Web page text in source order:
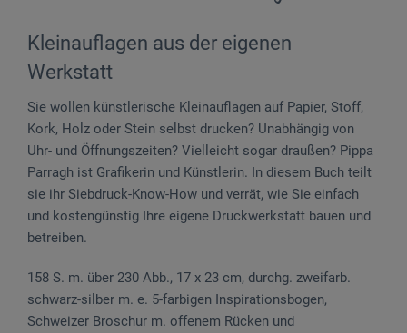
Kleinauflagen aus der eigenen
Werkstatt
Sie wollen künstlerische Kleinauflagen auf Papier, Stoff,
Kork, Holz oder Stein selbst drucken? Unabhängig von
Uhr- und Öffnungszeiten? Vielleicht sogar draußen? Pippa
Parragh ist Grafikerin und Künstlerin. In diesem Buch teilt
sie ihr Siebdruck-Know-How und verrät, wie Sie einfach
und kostengünstig Ihre eigene Druckwerkstatt bauen und
betreiben.
158 S. m. über 230 Abb., 17 x 23 cm, durchg. zweifarb.
schwarz-silber m. e. 5-farbigen Inspirationsbogen,
Schweizer Broschur m. offenem Rücken und